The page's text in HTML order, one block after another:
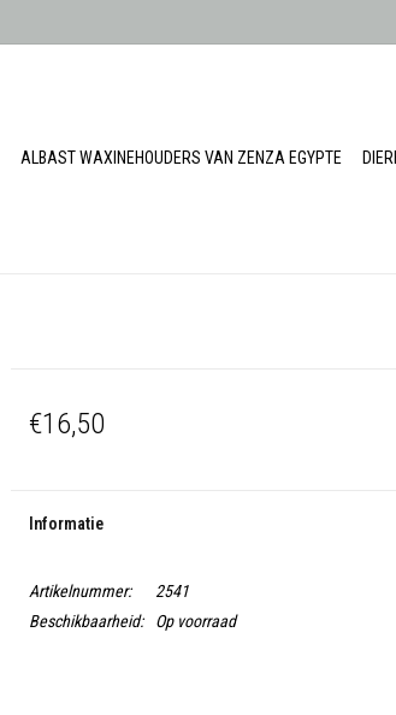
ALBAST WAXINEHOUDERS VAN ZENZA EGYPTE
€16,50
Informatie
Artikelnummer:
2541
Beschikbaarheid:
Op voorraad